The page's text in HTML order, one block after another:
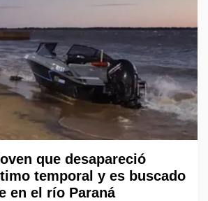
que desapareció
temporal y es buscado
en el río Paraná